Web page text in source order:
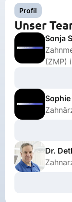
Profil
Unser
Sonja
(ZMP)
Dr.